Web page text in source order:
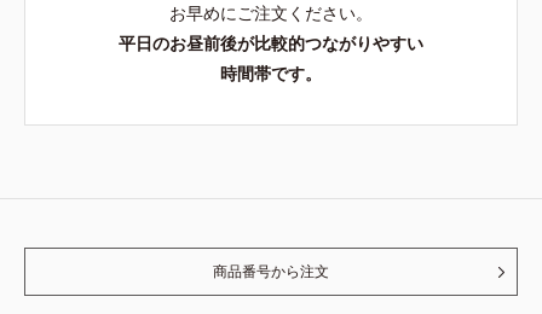
お早めにご注文ください。
平日のお昼前後が比較的つながりやすい
時間帯です。
商品番号から注文